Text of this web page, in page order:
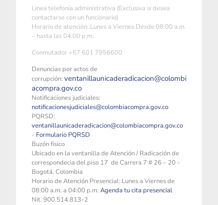
Linea telefonía administrativa (Exclusiva si desea
contactarse con un funcionario)
Horario de atención: Lunes a Viernes Desde 08:00 a.m.
– hasta las 04:00 p.m.
Conmutador +57 601 7956600
Denuncias por actos de
corrupción: ventanillaunicaderadicacion@colombi
acompra.gov.co
Notificaciones judiciales:
notificacionesjudiciales@colombiacompra.gov.co
PQRSD:
ventanillaunicaderadicacion@colombiacompra.gov.co
- Formulario PQRSD
Buzón físico
Ubicado en la ventanilla de Atención / Radicación de
correspondecia del piso 17 de Carrera 7 # 26 – 20 -
Bogotá, Colombia
Horario de Atención Presencial: Lunes a Viernes de
08:00 a.m. a 04:00 p.m. Agenda tu cita presencial
Nit. 900.514.813-2